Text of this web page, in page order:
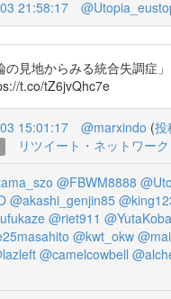
21:58:17
の見地からみる統合失調症
t.co/tZ6jvQhc7e
15:01:17 @marxindo (投
リツイート・ネットワー
@FBWM8888
@akashi_genjin85
@riet911
@kwt_okw
@camelcowbell